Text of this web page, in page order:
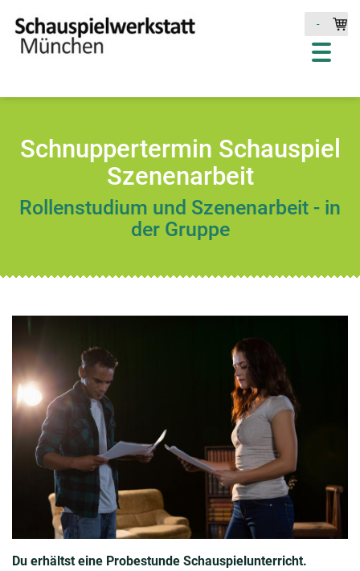
-
Schnuppertermin Schauspiel
Szenenarbeit
Rollenstudium und Szenenarbeit - in
der Gruppe
Du erhältst eine Probestunde Schauspielunterricht.